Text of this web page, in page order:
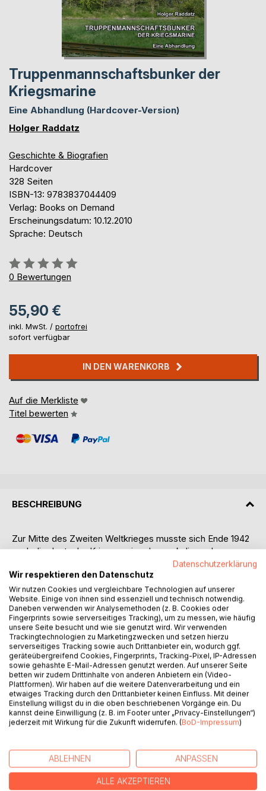
Truppenmannschaftsbunker der
Kriegsmarine
Eine Abhandlung (Hardcover-Version)
Holger Raddatz
Geschichte & Biografien
Hardcover
328 Seiten
ISBN-13: 9783837044409
Verlag: Books on Demand
Erscheinungsdatum: 10.12.2010
Sprache: Deutsch
Bewertung::
0%
0 Bewertungen
55,90 €
inkl. MwSt. / portofrei
sofort verfügbar
IN DEN WARENKORB
Auf die Merkliste
Titel bewerten
BESCHREIBUNG
Zur Mitte des Zweiten Weltkrieges musste sich Ende 1942
auch die deutsche Kriegsmarine dem eskalierenden
Luftkrieg anpassen. Was fehlte, waren sichere
Schutzräume für ihre auf den Stützpunkten stationierten
Soldaten und auf den Werften beschäftigten Arbeiter. So
entstand ab 1943 der Truppenmannschaftsbunker mit
seinen verschiedenen Bauformen - der damals modernste
und sicherste Luftschutzbunkertyp. Von Emden bis
Königsberg sind noch heute viele der Weltkriegsrelikte an
den Küsten vorhanden. Das Buch stellt alle bisher
bekannten Truppenmannschaftsbunker detailliert in Wort
und Bild vor. Auch werden bauartähnliche Objekte
behandelt. Dieses Werk gibt erstmals Einblick in die
Thematik einer bisher in der Forschung vernachlässigten
Bunkerkategorie.
AUTOR/IN
Datenschutzerklärung
Wir respektieren den Datenschutz
Wir nutzen Cookies und vergleichbare Technologien auf unserer
Website. Einige von ihnen sind essenziell und technisch notwendig.
Daneben verwenden wir Analysemethoden (z. B. Cookies oder
Fingerprints sowie serverseitiges Tracking), um zu messen, wie häufig
unsere Seite besucht und wie sie genutzt wird. Wir verwenden
Trackingtechnologien zu Marketingzwecken und setzen hierzu
serverseitiges Tracking sowie auch Drittanbieter ein, wodurch ggf.
geräteübergreifend Cookies, Fingerprints, Tracking-Pixel, IP-Adressen
sowie gehashte E-Mail-Adressen genutzt werden. Auf unserer Seite
betten wir zudem Drittinhalte von anderen Anbietern ein (Video-
Plattformen). Wir haben auf die weitere Datenverarbeitung und ein
etwaiges Tracking durch den Drittanbieter keinen Einfluss. Mit deiner
Einstellung willigst du in die oben beschriebenen Vorgänge ein. Du
kannst deine Einwilligung (z. B. im Footer unter „Privacy-Einstellungen“)
jederzeit mit Wirkung für die Zukunft widerrufen. (BoD-Impressum)
ABLEHNEN ANPASSEN
ALLE AKZEPTIEREN